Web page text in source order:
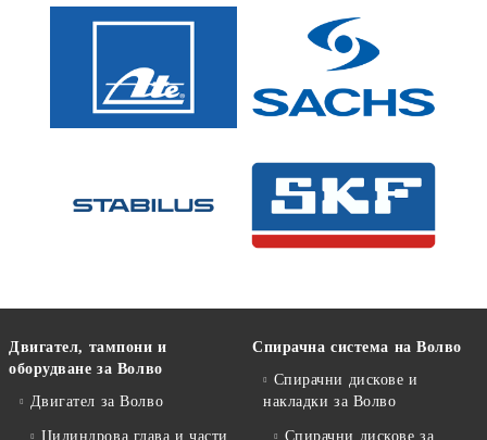
Двигател, тампони и
оборудване за Волво
Двигател за Волво
Цилиндрова глава и части
Спирачна система на Волво
Спирачни дискове и
накладки за Волво
Спирачни дискове за